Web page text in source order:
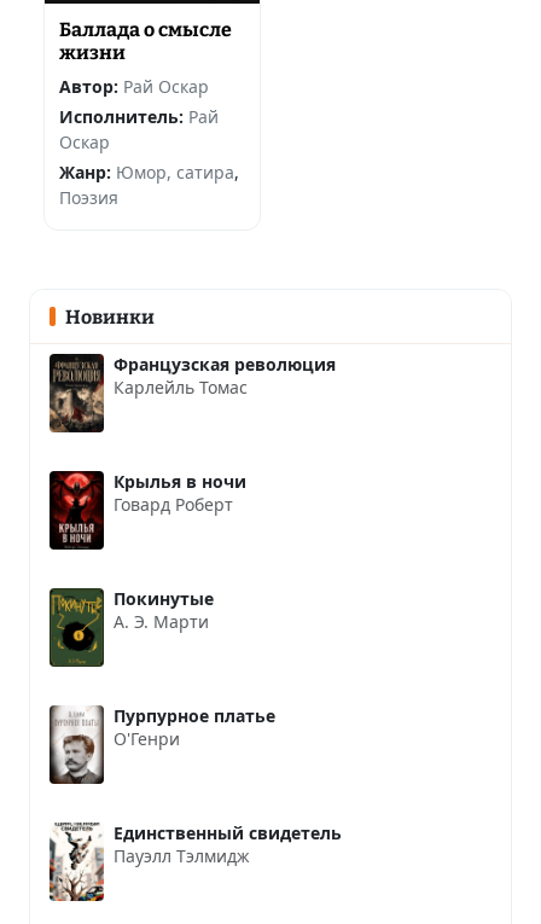
Баллада о смысле
жизни
Автор: Рай Оскар
Исполнитель: Рай
Оскар
Жанр: Юмор, сатира,
Поэзия
Новинки
Французская революция
Карлейль Томас
Крылья в ночи
Говард Роберт
Покинутые
А. Э. Марти
Пурпурное платье
О'Генри
Единственный свидетель
Пауэлл Тэлмидж